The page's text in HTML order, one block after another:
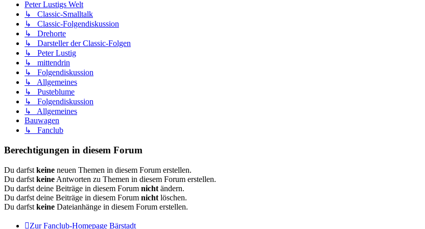
Peter Lustigs Welt
↳ Classic-Smalltalk
↳ Classic-Folgendiskussion
↳ Drehorte
↳ Darsteller der Classic-Folgen
↳ Peter Lustig
↳ mittendrin
↳ Folgendiskussion
↳ Allgemeines
↳ Pusteblume
↳ Folgendiskussion
↳ Allgemeines
Bauwagen
↳ Fanclub
Berechtigungen in diesem Forum
Du darfst keine neuen Themen in diesem Forum erstellen.
Du darfst keine Antworten zu Themen in diesem Forum erstellen.
Du darfst deine Beiträge in diesem Forum nicht ändern.
Du darfst deine Beiträge in diesem Forum nicht löschen.
Du darfst keine Dateianhänge in diesem Forum erstellen.
Zur Fanclub-Homepage Bärstadt